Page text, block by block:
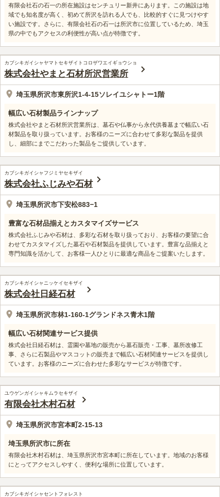
有限会社石の石一の所在施設はセンチュリー新井にあります。この施設は地
域でも知名度が高く、初めて所沢を訪れる人でも、比較的すぐに見つけやす
い施設です。さらに、有限会社石の石一は所沢市に位置しているため、埼玉
県の中でもアクセスの利便性が高い点が特徴です。
カブシキガイシャヤマトセキザイトコロザワエイギョウショ
株式会社やまと石材所沢営業所
埼玉県所沢市東所沢1-4-15ソレイユシャトー1階
幅広い石材製品ラインナップ
株式会社やまと石材所沢営業所は、墓石や仏事から永代供養墓まで幅広い石
材製品を取り扱っています。お客様のニーズに合わせて多彩な製品を提供
し、細部にまでこだわった製品をご提供しています。
カブシキガイシャフジミヤセキザイ
株式会社ふじみや石材
埼玉県所沢市下安松883−1
豊富な石材品揃えとカスタマイズサービス
株式会社ふじみや石材は、多彩な石材を取り扱っており、お客様の要望に合
わせてカスタマイズした墓石や石材製品を提供しています。豊富な品揃えと
専門知識を活かして、お客様一人ひとりに最適な商品をご提案いたします。
カブシキガイシャニッケイセキザイ
株式会社日経石材
埼玉県所沢市林1-160-1グランドネス青木1階
幅広い石材関連サービス提供
株式会社日経石材は、霊園や墓地の販売から墓石販売・工事、墓所改修工
事、さらに石製品やマスコットの販売まで幅広い石材関連サービスを提供し
ています。お客様のニーズに合わせた多彩なサービスが特徴です。
ユウゲンガイシャキムラセキザイ
有限会社木村石材
埼玉県所沢市宮本町2-15-13
埼玉県所沢市に所在
有限会社木村石材は、埼玉県所沢市宮本町に所在しています。地域のお客様
にとってアクセスしやすく、便利な場所に位置しています。
カブシキガイシャセントフォレスト